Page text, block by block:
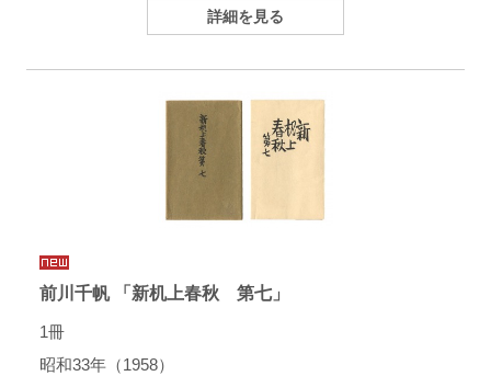
詳細を見る
前川千帆 「新机上春秋 第七」
1冊
昭和33年（1958）